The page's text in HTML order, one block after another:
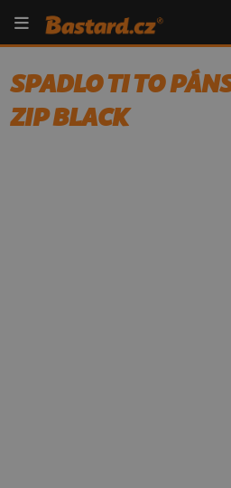
SPADLO TI TO
ZIP BLACK